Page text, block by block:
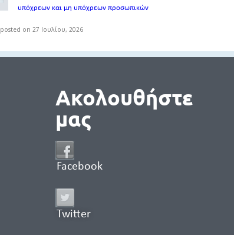
υπόχρεων και μη υπόχρεων προσωπικών
posted on 27 Ιουλίου, 2026
Ακολουθήστε
μας
Facebook
Twitter